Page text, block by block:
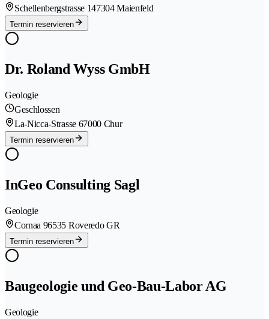
Schellenbergstrasse 147304 Maienfeld
Termin reservieren
Dr. Roland Wyss GmbH
Geologie
Geschlossen
La-Nicca-Strasse 67000 Chur
Termin reservieren
InGeo Consulting Sagl
Geologie
Cornaa 96535 Roveredo GR
Termin reservieren
Baugeologie und Geo-Bau-Labor AG
Geologie